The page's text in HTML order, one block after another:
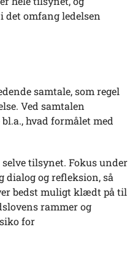
det omfang ledelsen
samtale, som regel
Ved samtalen
hvad formålet med
tilsynet. Fokus under
og refleksion, så
bedst muligt klædt på til
rammer og
for